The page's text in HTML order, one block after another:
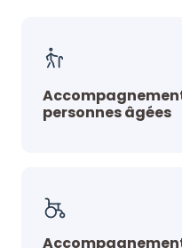
personnes âgées